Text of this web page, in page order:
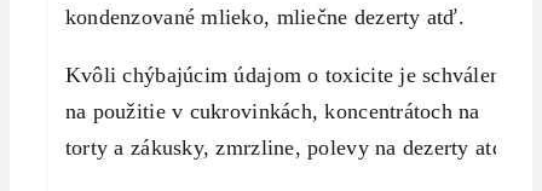
kondenzované mlieko, mliečne dezerty atď.
Kvôli chýbajúcim údajom o toxicite je schválený
na použitie v cukrovinkách, koncentrátoch na
torty a zákusky, zmrzline, polevy na dezerty atď.